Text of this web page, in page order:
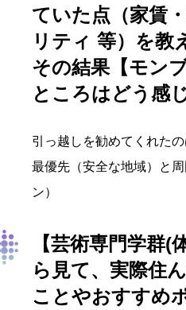
ていた点（家賃
リティ 等）を教
その結果 【モン
ところはどう感
引っ越しを勧めてくれた
最優先（安全な地域）と
ン）
【芸術専門学群(
ら見て、実際住
ことやおすすめ